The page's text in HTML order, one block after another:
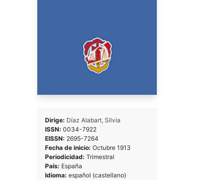
Dirige: Díaz Alabart, Silvia
ISSN: 0034-7922
EISSN: 2695-7264
Fecha de inicio: Octubre 1913
Periodicidad: Trimestral
País: España
Idioma: español (castellano)